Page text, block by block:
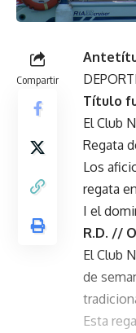
Compartir
Título
El Club
Regata
Los
regata
I el
R.D. //
El Club
de
Esta